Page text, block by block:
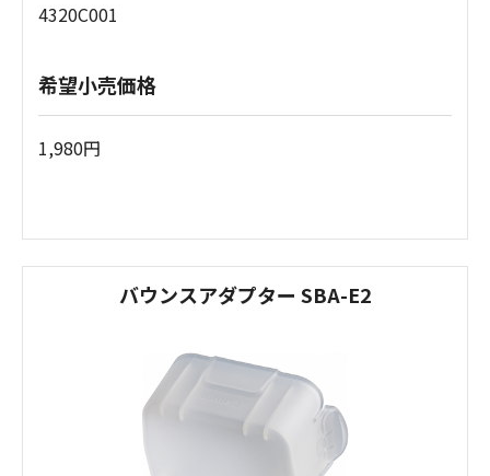
4320C001
希望小売価格
1,980円
バウンスアダプター SBA-E2